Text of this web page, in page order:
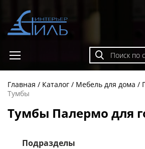
Главная Каталог Мебель для дома
Тумбы
Тумбы Палермо для
Подразделы